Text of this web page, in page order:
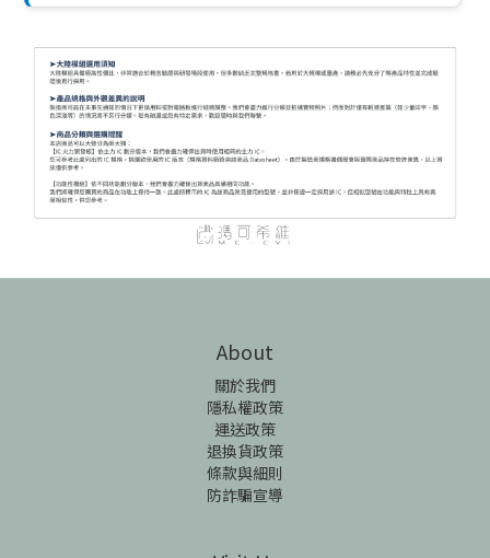
About
關於我們
隱私權政策
運送政策
退換貨政策
條款與細則
防詐騙宣導